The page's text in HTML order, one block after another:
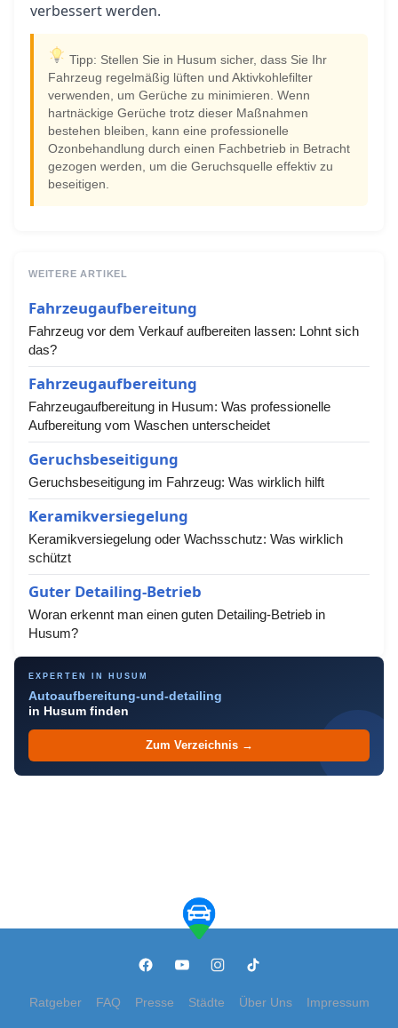
verbessert werden.
Tipp: Stellen Sie in Husum sicher, dass Sie Ihr
Fahrzeug regelmäßig lüften und Aktivkohlefilter
verwenden, um Gerüche zu minimieren. Wenn
hartnäckige Gerüche trotz dieser Maßnahmen
bestehen bleiben, kann eine professionelle
Ozonbehandlung durch einen Fachbetrieb in Betracht
gezogen werden, um die Geruchsquelle effektiv zu
beseitigen.
WEITERE ARTIKEL
Fahrzeugaufbereitung
Fahrzeug vor dem Verkauf aufbereiten lassen: Lohnt sich
das?
Fahrzeugaufbereitung
Fahrzeugaufbereitung in Husum: Was professionelle
Aufbereitung vom Waschen unterscheidet
Geruchsbeseitigung
Geruchsbeseitigung im Fahrzeug: Was wirklich hilft
Keramikversiegelung
Keramikversiegelung oder Wachsschutz: Was wirklich
schützt
Guter Detailing-Betrieb
Woran erkennt man einen guten Detailing-Betrieb in
Husum?
EXPERTEN IN HUSUM
Autoaufbereitung-und-detailing
in Husum finden
Zum Verzeichnis →
Ratgeber FAQ Presse Städte Über Uns Impressum